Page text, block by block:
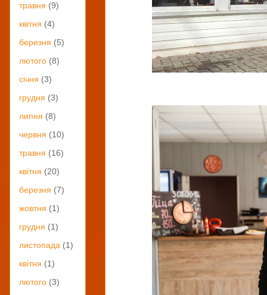
травня (9)
квітня (4)
березня (5)
лютого (8)
січня (3)
грудня (3)
липня (8)
червня (10)
травня (16)
квітня (20)
березня (7)
жовтня (1)
грудня (1)
листопада (1)
квітня (1)
лютого (3)